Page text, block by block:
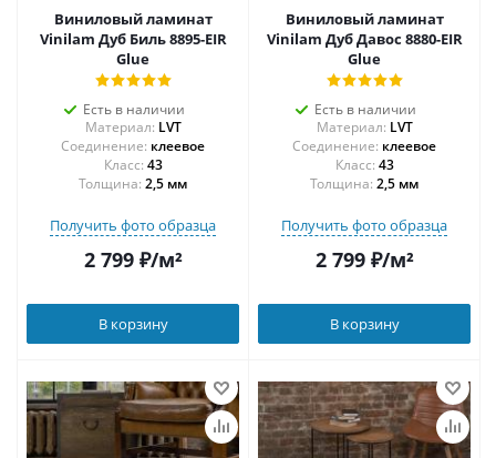
Виниловый ламинат
Vinilam Дуб Биль 8895-EIR
Glue
Есть в наличии
Материал: LVT
Соединение: клеевое
43
Толщина: 2,5 мм
Получить фото образца
2 799₽/м²
В корзину
Виниловый ламинат
Vinilam Дуб Давос 8880-EIR
Glue
Есть в наличии
Материал: LVT
Соединение: клеевое
43
Толщина: 2,5 мм
Получить фото образца
2 799₽/м²
В корзину